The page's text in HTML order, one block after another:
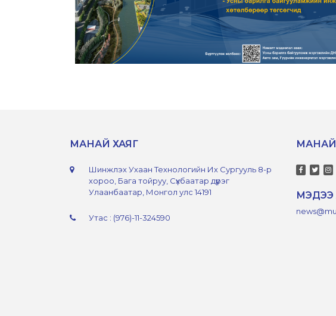
МАНАЙ ХАЯГ
Шинжлэх Ухаан Технологийн Их Сургууль 8-р
хороо, Бага тойруу, Сүхбаатар дүүрэг
Улаанбаатар, Монгол улс 14191
Утас : (976)-11-324590
МЭДЭЭ